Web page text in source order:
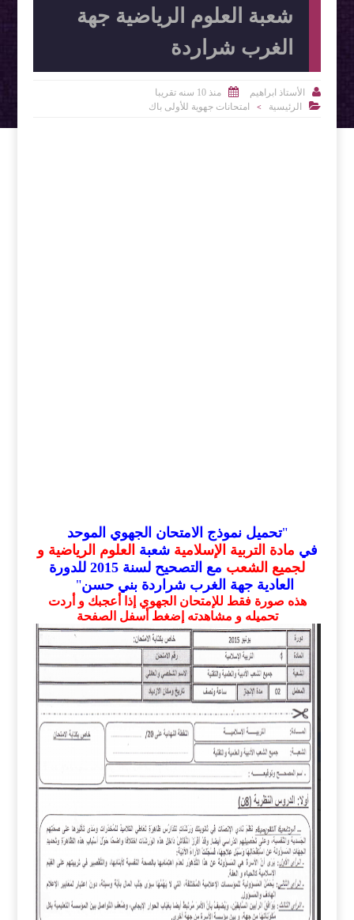
شعبة العلوم الرياضية جهة
الغرب شراردة
 الأستاذ ابراهيم 
منذ 10 سنه تقريبا

الرئيسية > امتحانات جهوية للأولى باك
"تحميل نموذج الامتحان الجهوي الموحد
في مادة التربية الإسلامية شعبة العلوم الرياضية و
لجميع الشعب
مع التصحيح لسنة 2015 للدورة
العادية جهة الغرب شراردة بني حسن"
هذه صورة فقط للإمتحان الجهوي إذا أعجبك و أردت
تحميله و مشاهدته إضغط أسفل الصفحة